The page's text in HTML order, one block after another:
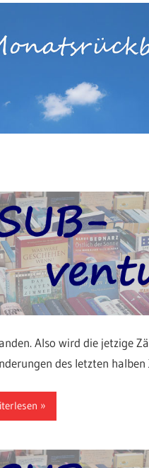
Also wird die jetzige
des letzten halben